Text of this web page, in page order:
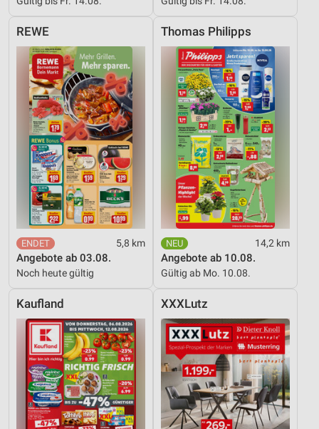
REWE
5,8 km
Angebote ab 03.08.
Noch heute gültig
Thomas Philipps
14,2 km
Angebote ab 10.08.
Gültig ab Mo. 10.08.
Kaufland XXXLutz
Verwendung reduzierter Daten zur Auswahl von
Inhalten
IAB-Besonderheiten:
Verwendung genauer Standortdaten
Geräte anhand von aktiv angeforderten
Informationen identifizieren
Nicht-IAB-Verarbeitungszwecke:
Notwendig
Performance
Funktional
Werbung